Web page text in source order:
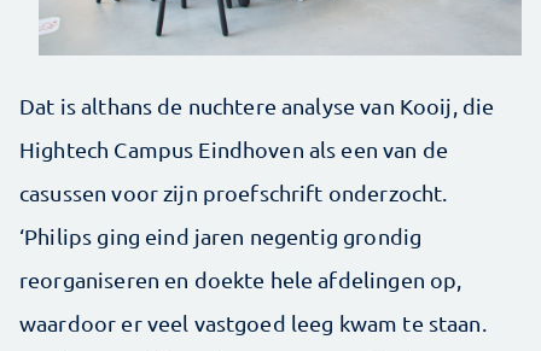
Dat is althans de nuchtere analyse van Kooij, die
Hightech Campus Eindhoven als een van de
casussen voor zijn proefschrift onderzocht.
‘Philips ging eind jaren negentig grondig
reorganiseren en doekte hele afdelingen op,
waardoor er veel vastgoed leeg kwam te staan.